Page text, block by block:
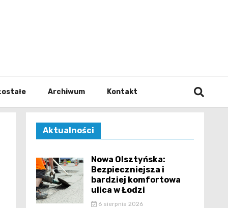
Archiwum Kontakt
Aktualności
Nowa Olsztyńska:
Bezpieczniejsza i
bardziej komfortowa
ulica w Łodzi
6 sierpnia 2026